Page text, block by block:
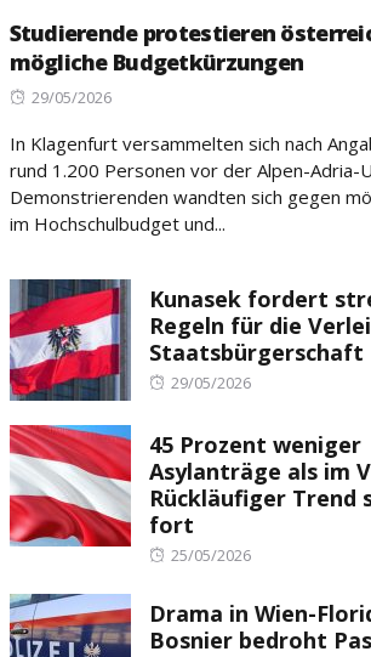
Studierende protestieren
mögliche Budgetkürzungen
Posted
29/05/2026
In Klagenfurt versammelten sich nach
rund 1.200 Personen vor der Alpen-Adria-
Demonstrierenden wandten sich gegen
im Hochschulbudget und...
Kunasek fordert
Regeln für die
Staatsbürgerschaft
Posted
29/05/2026
45 Prozent weniger
Asylanträge als im
Rückläufiger Trend
fort
Posted
25/05/2026
Drama in Wien-
Bosnier bedroht